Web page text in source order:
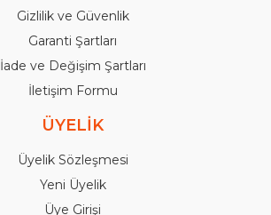
Gizlilik ve Güvenlik
Garanti Şartları
İade ve Değişim Şartları
İletişim Formu
ÜYELİK
Üyelik Sözleşmesi
Yeni Üyelik
Üye Girişi